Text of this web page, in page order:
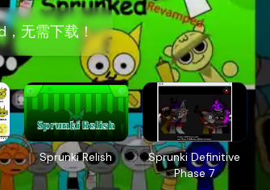
，无需下载！
Sprunki Relish
Sprunki Definitive
Phase 7